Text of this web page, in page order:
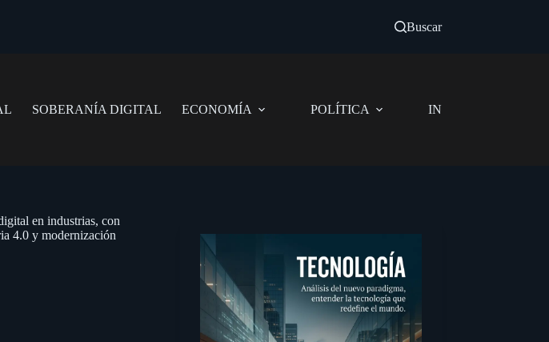
Buscar
SOBERANÍA DIGITAL ECONOMÍA POLÍTICA INNOVACIÓN